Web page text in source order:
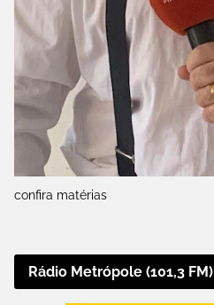
confira matérias
Rádio Metrópole (101,3 FM)